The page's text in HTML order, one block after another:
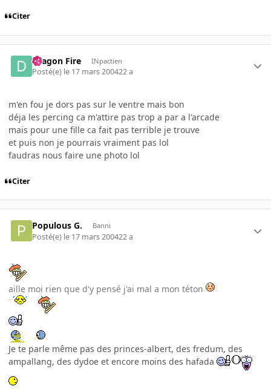
Citer
Dragon Fire INpactien
Posté(e) le 17 mars 200422 a
m'en fou je dors pas sur le ventre mais bon
déja les percing ca m'attire pas trop a par a l'arcade
mais pour une fille ca fait pas terrible je trouve
et puis non je pourrais vraiment pas lol
faudras nous faire une photo lol
Citer
Populous G. Banni
Posté(e) le 17 mars 200422 a
aille moi rien que d'y pensé j'ai mal a mon téton
Je te parle même pas des princes-albert, des fredum, des
ampallang, des dydoe et encore moins des hafada